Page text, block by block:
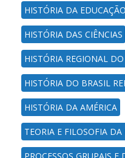
HISTÓRIA DA EDUCAÇÃO
HISTÓRIA DAS CIÊNCIAS
HISTÓRIA REGIONAL
HISTÓRIA DO BRASIL
HISTÓRIA DA AMÉRICA
TEORIA E FILOSOFIA DA